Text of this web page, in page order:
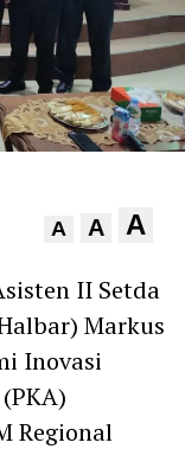
A A A
II Setda
Markus
Inovasi
Regional